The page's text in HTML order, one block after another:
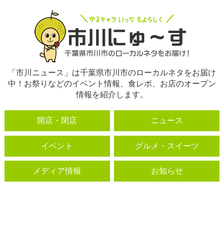
「市川ニュース」は千葉県市川市のローカルネタをお届け
中！お祭りなどのイベント情報、食レポ、お店のオープン
情報を紹介します。
開店・閉店 ニュース
イベント グルメ・スイーツ
メディア情報 お知らせ